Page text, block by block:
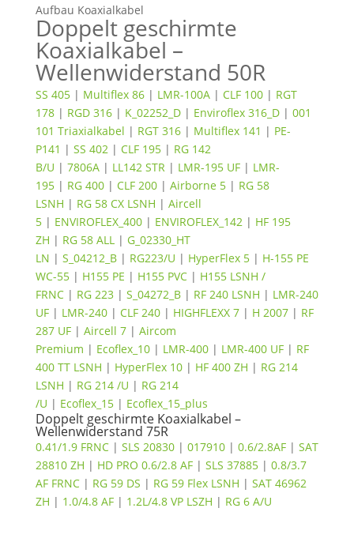
Aufbau Koaxialkabel
Doppelt geschirmte
Koaxialkabel –
Wellenwiderstand 50R
SS 405 | Multiflex 86 | LMR-100A | CLF 100 | RGT
178 | RGD 316 | K_02252_D | Enviroflex 316_D | 001
101 Triaxialkabel | RGT 316 | Multiflex 141 | PE-
P141 | SS 402 | CLF 195 | RG 142
B/U | 7806A | LL142 STR | LMR-195 UF | LMR-
195 | RG 400 | CLF 200 | Airborne 5 | RG 58
LSNH | RG 58 CX LSNH | Aircell
5 | ENVIROFLEX_400 | ENVIROFLEX_142 | HF 195
ZH | RG 58 ALL | G_02330_HT
LN | S_04212_B | RG223/U | HyperFlex 5 | H-155 PE
WC-55 | H155 PE | H155 PVC | H155 LSNH /
FRNC | RG 223 | S_04272_B | RF 240 LSNH | LMR-240
UF | LMR-240 | CLF 240 | HIGHFLEXX 7 | H 2007 | RF
287 UF | Aircell 7 | Aircom
Premium | Ecoflex_10 | LMR-400 | LMR-400 UF | RF
400 TT LSNH | HyperFlex 10 | HF 400 ZH | RG 214
LSNH | RG 214 /U | RG 214
/U | Ecoflex_15 | Ecoflex_15_plus
Doppelt geschirmte Koaxialkabel –
Wellenwiderstand 75R
0.41/1.9 FRNC | SLS 20830 | 017910 | 0.6/2.8AF | SAT
28810 ZH | HD PRO 0.6/2.8 AF | SLS 37885 | 0.8/3.7
AF FRNC | RG 59 DS | RG 59 Flex LSNH | SAT 46962
ZH | 1.0/4.8 AF | 1.2L/4.8 VP LSZH | RG 6 A/U